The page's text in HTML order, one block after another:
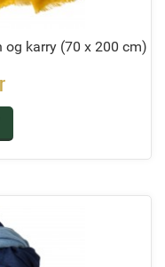
og karry (70 x 200 cm)